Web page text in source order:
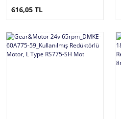
616,05 TL